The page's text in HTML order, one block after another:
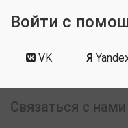
Войти с
VK Я
Связаться с нами